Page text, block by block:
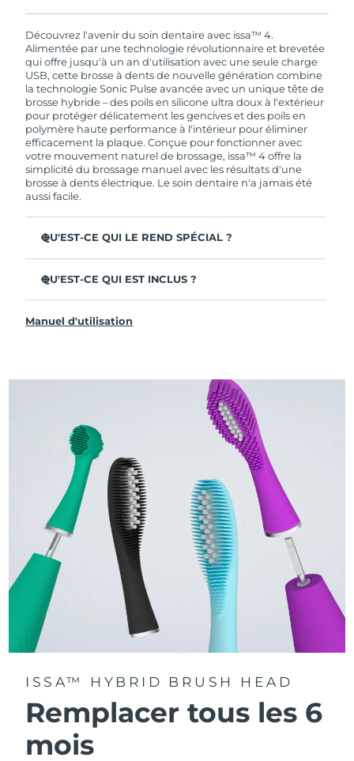
FOREO. Cela signifie que si vous rencontrez des
problèmes avec votre appareil pendant les 2 ans
de garantie limitée, FOREO vous remplace ce
dernier gratuitement.
Découvrez l'avenir du soin dentaire avec issa™ 4.
Alimentée par une technologie révolutionnaire et brevetée
qui offre jusqu'à un an d'utilisation avec une seule charge
USB, cette brosse à dents de nouvelle génération combine
la technologie Sonic Pulse avancée avec un unique tête de
brosse hybride – des poils en silicone ultra doux à l'extérieur
pour protéger délicatement les gencives et des poils en
polymère haute performance à l'intérieur pour éliminer
efficacement la plaque. Conçue pour fonctionner avec
votre mouvement naturel de brossage, issa™ 4 offre la
simplicité du brossage manuel avec les résultats d'une
brosse à dents électrique. Le soin dentaire n'a jamais été
aussi facile.
QU'EST-CE QUI LE REND SPÉCIAL ?
dentaire globale de +140 % en seulement 1 mois.
Cliniquement prouvée pour éliminer 30 % de plaque en
3 modes de brossage : Deep Clean, Whitening &
La technologie Sonic Pulse délivre 11 000 pulsations par
minute.
Accédez à des modes de brossage personnalisés via
l'application FOREO For You.
QU'EST-CE QUI EST INCLUS ?
Câble de charge USB
Manuel d'utilisation
ISSA™ HYBRID BRUSH HEAD
Remplacer tous les 6
mois